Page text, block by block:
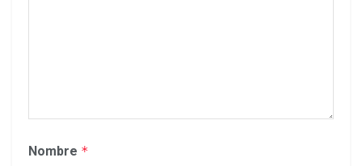
Nombre *